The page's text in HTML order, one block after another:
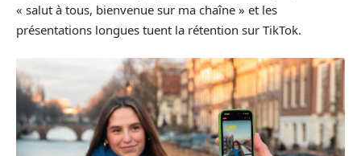
« salut à tous, bienvenue sur ma chaîne » et les
présentations longues tuent la rétention sur TikTok.